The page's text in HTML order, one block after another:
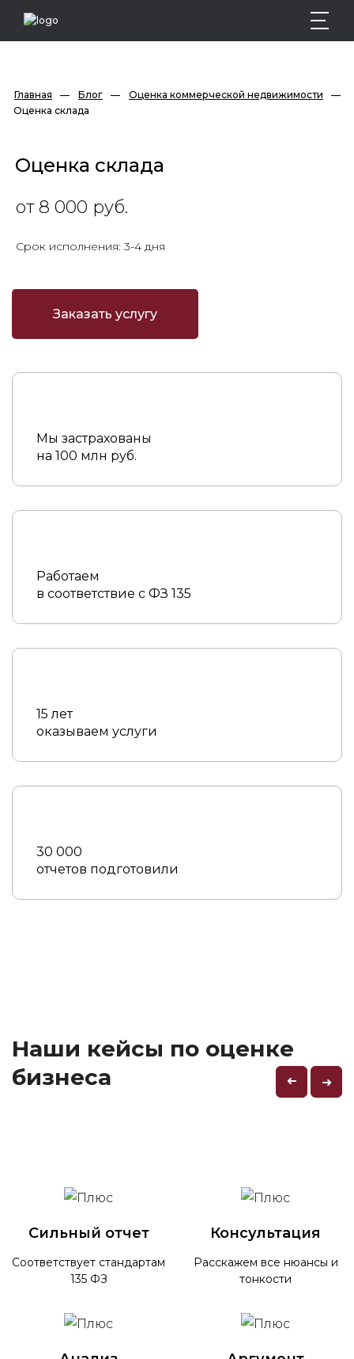
Главная — Блог — Оценка коммерческой недвижимости
—
Оценка склада
Оценка склада
от 8 000 руб.
Срок исполнения: 3-4 дня
Заказать услугу
Мы застрахованы
на 100 млн руб.
Работаем
в соответствие с ФЗ 135
15 лет
оказываем услуги
30 000
отчетов подготовили
Наши кейсы по оценке
бизнеса
➜ ➜
Сильный отчет
Соответствует стандартам
135 ФЗ
Консультация
Расскажем все нюансы и
тонкости